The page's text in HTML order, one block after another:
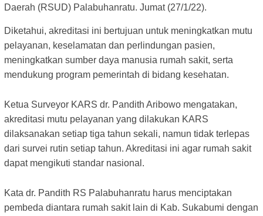
Daerah (RSUD) Palabuhanratu. Jumat (27/1/22).
Diketahui, akreditasi ini bertujuan untuk meningkatkan mutu
pelayanan, keselamatan dan perlindungan pasien,
meningkatkan sumber daya manusia rumah sakit, serta
mendukung program pemerintah di bidang kesehatan.
Ketua Surveyor KARS dr. Pandith Aribowo mengatakan,
akreditasi mutu pelayanan yang dilakukan KARS
dilaksanakan setiap tiga tahun sekali, namun tidak terlepas
dari survei rutin setiap tahun. Akreditasi ini agar rumah sakit
dapat mengikuti standar nasional.
Kata dr. Pandith RS Palabuhanratu harus menciptakan
pembeda diantara rumah sakit lain di Kab. Sukabumi dengan